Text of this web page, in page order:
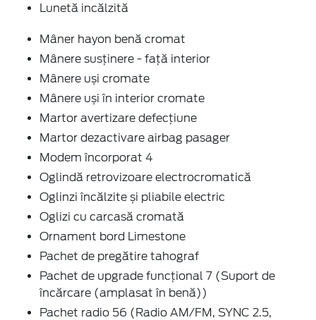
Lunetă incălzită
Mâner hayon benă cromat
Mânere susținere - față interior
Mânere uși cromate
Mânere uși în interior cromate
Martor avertizare defecțiune
Martor dezactivare airbag pasager
Modem încorporat 4
Oglindă retrovizoare electrocromatică
Oglinzi încălzite și pliabile electric
Oglizi cu carcasă cromată
Ornament bord Limestone
Pachet de pregătire tahograf
Pachet de upgrade funcțional 7 (Suport de
încărcare (amplasat în benă))
Pachet radio 56 (Radio AM/FM, SYNC 2.5,